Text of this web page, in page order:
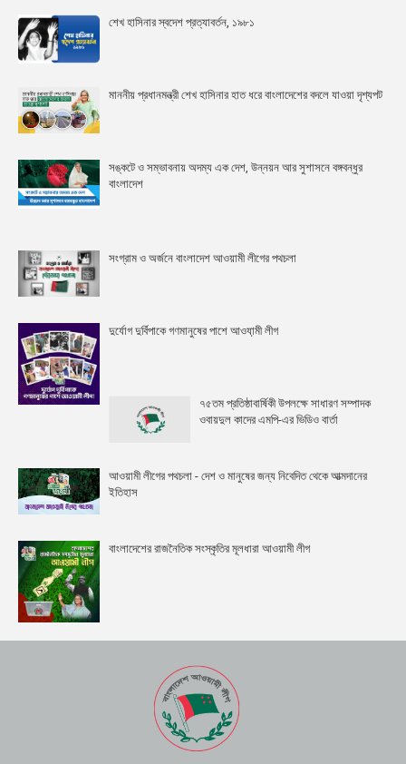
শেখ হাসিনার স্বদেশ প্রত্যাবর্তন, ১৯৮১
মাননীয় প্রধানমন্ত্রী শেখ হাসিনার হাত ধরে বাংলাদেশের বদলে যাওয়া দৃশ্যপট
সঙ্কটে ও সম্ভাবনায় অদম্য এক দেশ, উন্নয়ন আর সুশাসনে বঙ্গবন্ধুর
বাংলাদেশ
সংগ্রাম ও অর্জনে বাংলাদেশ আওয়ামী লীগের পথচলা
দুর্যোগ দুর্বিপাকে গণমানুষের পাশে আওযা়মী লীগ
৭৫তম প্রতিষ্ঠাবার্ষিকী উপলক্ষে সাধারণ সম্পাদক
ওবায়দুল কাদের এমপি-এর ভিডিও বার্তা
আওয়ামী লীগের পথচলা - দেশ ও মানুষের জন্য নিবেদিত থেকে আত্মদানের
ইতিহাস
বাংলাদেশের রাজনৈতিক সংস্কৃতির মূলধারা আওয়ামী লীগ